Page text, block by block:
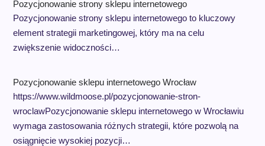
Pozycjonowanie strony sklepu internetowego
Pozycjonowanie strony sklepu internetowego to kluczowy
element strategii marketingowej, który ma na celu
zwiększenie widoczności…
Pozycjonowanie sklepu internetowego Wrocław
https://www.wildmoose.pl/pozycjonowanie-stron-
wroclawPozycjonowanie sklepu internetowego w Wrocławiu
wymaga zastosowania różnych strategii, które pozwolą na
osiągnięcie wysokiej pozycji…